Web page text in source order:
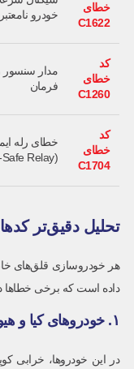
خطای
C1622
خودرو نامعتبر
کد
خطای
C1260
مدار سنسور
فرمان
کد
خطای
C1704
خطای رله
(Fail-Safe Relay)
تحلیل دقیق‌تر
هر خودروسازی قلق‌های
داده است که برخی خطاها
۱. خودروهای کیا و هیوندای (Kia & Hyundai)
در این خودروها، خرابی